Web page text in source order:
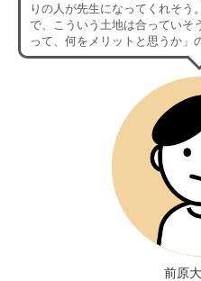
りの人が先生になってくれそう
で、こういう土地は合っていそ
って、何をメリットと思うか」
前原